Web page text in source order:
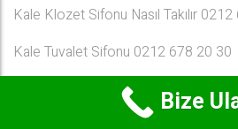
Kale Klozet Sifonu Nasıl Takılır
Kale Tuvalet Sifonu 0212 678 20 30
Kale Tuvalet Sifonu Nasıl Tamir
Bize